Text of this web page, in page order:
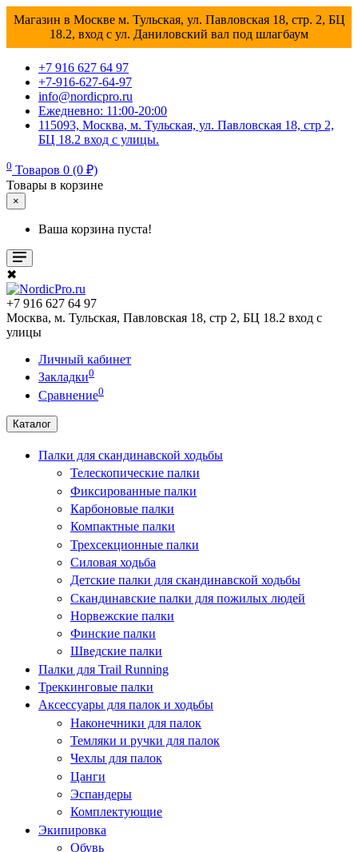
Магазин в Москве м. Тульская, ул. Павловская 18, стр. 2, БЦ
18.2, вход с ул. Даниловский вал под шлагбаум
+7 916 627 64 97
+7-916-627-64-97
info@nordicpro.ru
Ежедневно: 11:00-20:00
115093, Москва, м. Тульская, ул. Павловская 18, стр 2,
БЦ 18.2 вход с улицы.
0 Товаров 0 (0 ₽)
Товары в корзине
×
Ваша корзина пуста!
✖
+7 916 627 64 97
Москва, м. Тульская, Павловская 18, стр 2, БЦ 18.2 вход с
улицы
Личный кабинет
Закладки0
Сравнение0
Каталог
Палки для скандинавской ходьбы
Телескопические палки
Фиксированные палки
Карбоновые палки
Компактные палки
Трехсекционные палки
Силовая ходьба
Детские палки для скандинавской ходьбы
Скандинавские палки для пожилых людей
Норвежские палки
Финские палки
Шведские палки
Палки для Trail Running
Треккинговые палки
Аксессуары для палок и ходьбы
Наконечники для палок
Темляки и ручки для палок
Чехлы для палок
Цанги
Эспандеры
Комплектующие
Экипировка
Обувь